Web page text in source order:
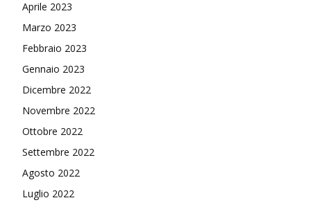
Aprile 2023
Marzo 2023
Febbraio 2023
Gennaio 2023
Dicembre 2022
Novembre 2022
Ottobre 2022
Settembre 2022
Agosto 2022
Luglio 2022